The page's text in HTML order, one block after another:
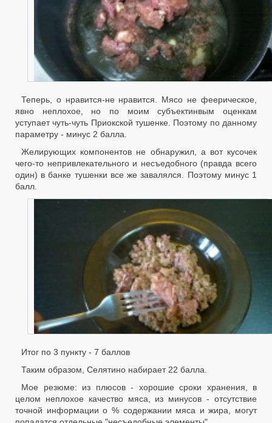
Теперь, о нравится-не нравится. Мясо не феерическое,
явно неплохое, но по моим субъектинвым оценкам
уступает чуть-чуть Приокской тушенке. Поэтому по данному
параметру - минус 2 балла.
Желирующих компонентов не обнаружил, а вот кусочек
чего-то непривлекательного и несъедобного (правда всего
один) в банке тушенки все же завалялся. Поэтому минус 1
балл.
Итог по 3 пункту - 7 баллов
Таким образом, Селятино набирает 22 балла.
Мое резюме: из плюсов - хорошие сроки хранения, в
целом неплохое качество мяса, из минусов - отсутствие
точной информации о % содержании мяса и жира, могут